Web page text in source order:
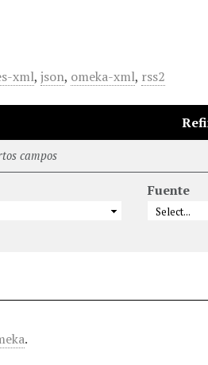
xml,json, omeka-xml, rss2
campos
Fuente
.